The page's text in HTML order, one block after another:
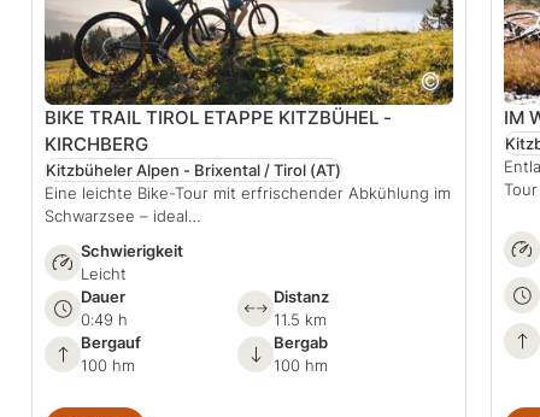
BIKE TRAIL TIROL ETAPPE KITZBÜHEL -
KIRCHBERG
Kitzbüheler Alpen - Brixental / Tirol (AT)
Eine leichte Bike-Tour mit erfrischender Abkühlung im
Schwarzsee – ideal…
Schwierigkeit
Leicht
Dauer
0:49 h
Distanz
11.5 km
Bergauf
100 hm
Bergab
100 hm
IM